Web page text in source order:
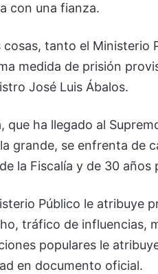
con una fianza.
cosas, tanto el Ministerio
medida de prisión
José Luis Ábalos.
que ha llegado al
grande, se enfrenta de
la Fiscalía y de 30
Público le atribuye
tráfico de influencias,
populares le
en documento oficial.